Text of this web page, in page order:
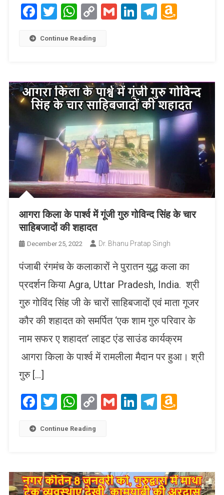
Facebook
Twitter
WhatsApp
CopyGmailLinkedIn
Telegram
Continue Reading
आगरा किला के पार्श्व में गूंजी गुरु गोविन्द सिंह के चार
साहिबजादों की शहादत
December 25, 2022 Dr. Bhanu Pratap Singh
पंजाबी रंगमंच के कलाकारों ने पुरातन युद्ध कला का
प्रदर्शन किया Agra, Uttar Pradesh, India. श्री
गुरु गोविंद सिंह जी के चारों साहिबजादों एवं माता गूजर
कौर की शहादत को समर्पित ‘एक शाम गुरु परिवार के
नाम सफर ए शहादत’ लाइट एंड साउंड कार्यक्रम
आगरा किला के पार्श्व में रामलीला मैदान पर हुआ। श्री
गुरु […]
Facebook
Twitter
WhatsApp
CopyGmailLinkedIn
Telegram
Continue Reading